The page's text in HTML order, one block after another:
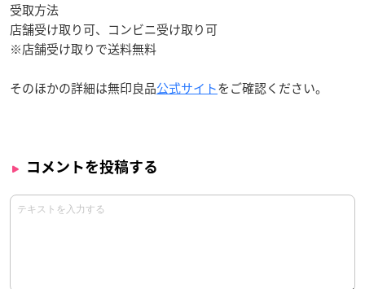
受取方法
店舗受け取り可、コンビニ受け取り可
※店舗受け取りで送料無料
そのほかの詳細は無印良品公式サイトをご確認ください。
コメントを投稿する